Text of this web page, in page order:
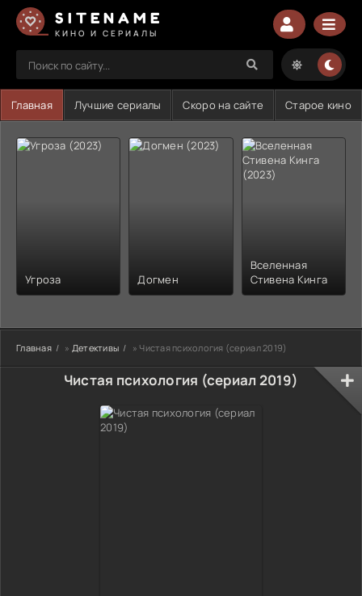
SITENAME
КИНО И СЕРИАЛЫ
Главная Лучшие сериалы Скоро на сайте Старое кино
Угроза Догмен
Вселенная
Стивена Кинга
Главная » Детективы » Чистая психология (сериал 2019)
Чистая психология (сериал 2019)